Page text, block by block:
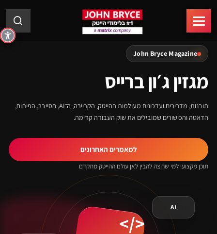
John Bryce Magazine
מגזין ג׳ון ברייס
תובנות, מדריכים ועדכונים מעולמות ההייטק, הקריירה, ה־AI, הסייבר, הפיתוח,
הדאטה והכישורים שמובילים את שוק העבודה קדימה.
למאמרים האחרונים
תוכן מקצועי למי שרוצה להבין לאן עולם ההייטק מתקדם
AI